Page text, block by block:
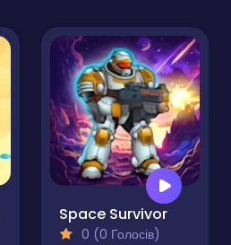
Space Survivor
0 (0 Голосів)